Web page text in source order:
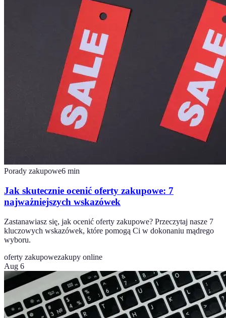
Porady zakupowe6 min
Jak skutecznie ocenić oferty zakupowe: 7
najważniejszych wskazówek
Zastanawiasz się, jak ocenić oferty zakupowe? Przeczytaj nasze 7
kluczowych wskazówek, które pomogą Ci w dokonaniu mądrego
wyboru.
oferty zakupowezakupy online
Aug 6